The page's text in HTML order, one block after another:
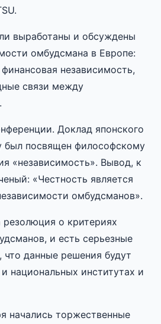
выработаны и обсуждены
омбудсмана в Европе:
независимость,
связи между
Доклад японского
был посвящен философскому
«независимость». Вывод, к
«Честность является
омбудсманов».
резолюция о критериях
и есть серьезные
что данные решения будут
национальных институтах и
начались торжественные